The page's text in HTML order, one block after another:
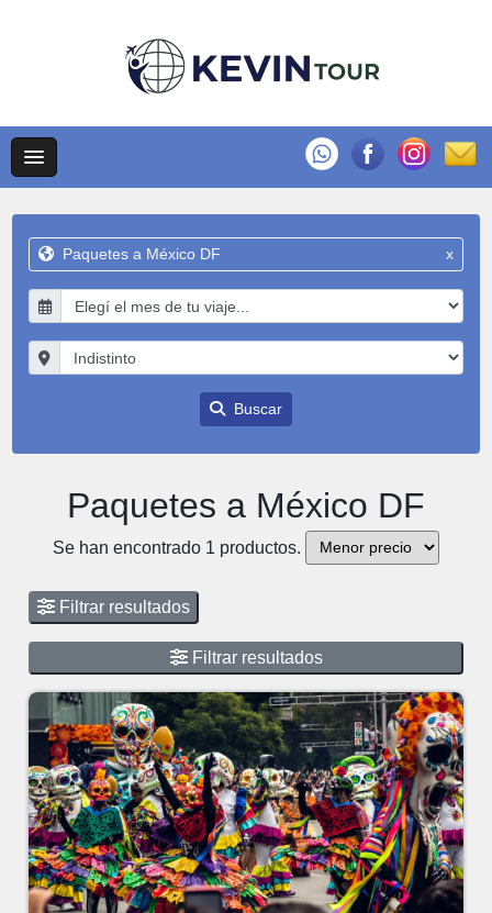
Paquetes a México DF x
Buscar
Paquetes a México DF
Se han encontrado 1 productos.
Filtrar resultados
Filtrar resultados